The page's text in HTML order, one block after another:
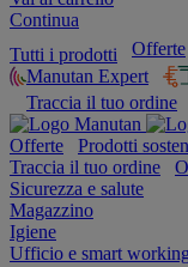
Continua
Tutti i prodotti
Offerte
Manutan Expert
Traccia il tuo ordine
Offerte Prodotti
Traccia il tuo ordine
Sicurezza e salute
Magazzino
Igiene
Ufficio e smart working